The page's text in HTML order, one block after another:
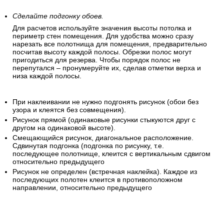
Сделайте подгонку обоев.
Для расчетов используйте значения высоты потолка и
периметр стен помещения. Для удобства можно сразу
нарезать все полотнища для помещения, предварительно
посчитав высоту каждой полосы. Обрезки полос могут
пригодиться для резерва. Чтобы порядок полос не
перепутался – пронумеруйте их, сделав отметки верха и
низа каждой полосы.
При наклеивании не нужно подгонять рисунок (обои без
узора и клеятся без совмещения).
Рисунок прямой (одинаковые рисунки стыкуются друг с
другом на одинаковой высоте).
Смещающийся рисунок, диагональное расположение.
Сдвинутая подгонка (подгонка по рисунку, т.е.
последующее полотнище, клеится с вертикальным сдвигом
относительно предыдущего
Рисунок не определен (встречная наклейка). Каждое из
последующих полотен клеится в противоположном
направлении, относительно предыдущего